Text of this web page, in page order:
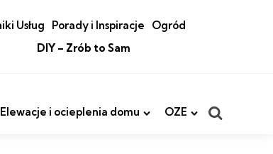
Usług Porady i Inspiracje
Ogród
DIY – Zrób to Sam
Elewacje i ocieplenia domu OZE